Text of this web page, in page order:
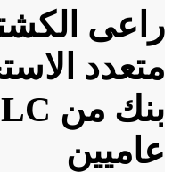
راعى
متعدد
عاميين